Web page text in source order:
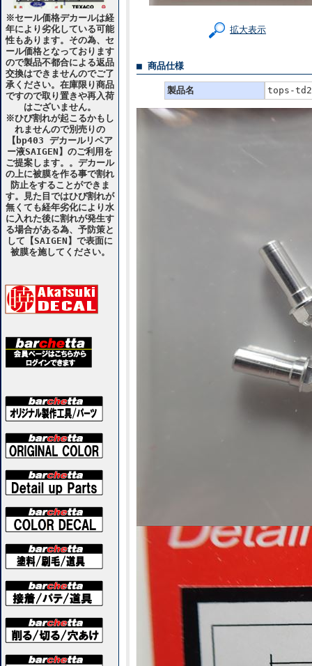
※セール価格デカールは経
年により劣化している可能
性もあります。その為、セ
ール価格となっております
ので製品不都合による返品
交換はできませんのでご了
承ください。在庫限り商品
ですので取り置きや再入荷
はございません。
※ひび割れが起こるかもし
れませんので別売りの
【bp403 デカールリペア
ー液SAIGEN】のご利用を
ご提案します。。デカール
の上に被膜を作る事で割れ
防止をすることができま
す。見た目ではひび割れが
無くても経年劣化により水
に入れた後に割れが発生す
る場合がある為、予防策と
して【SAIGEN】で表面に
被膜を施してください。
拡大表示
■ 商品仕様
製品名 tops-